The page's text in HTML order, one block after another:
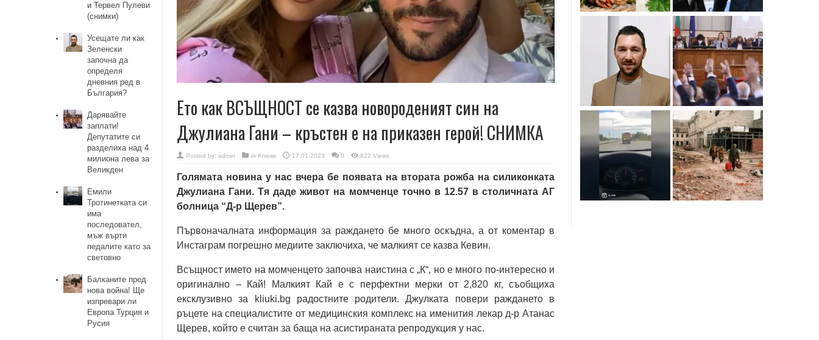
Ето как ВСЪЩНОСТ се казва новороденият син на
Джулиана Гани – кръстен е на приказен герой! СНИМКА
Posted by: admin in Клюки 17.01.2023 0 822 Views
Голямата новина у нас вчера бе появата на втората рожба на силиконката
Джулиана Гани. Тя даде живот на момченце точно в 12.57 в столичната АГ
болница “Д-р Щерев”.
Първоначалната информация за раждането бе много оскъдна, а от коментар в
Инстаграм погрешно медиите заключиха, че малкият се казва Кевин.
Всъщност името на момченцето започва наистина с „К“, но е много по-интересно и
оригинално – Кай! Малкият Кай е с перфектни мерки от 2,820 кг, съобщиха
ексклузивно за kliuki.bg радостните родители. Джулката повери раждането в
ръцете на специалистите от медицинския комплекс на именития лекар д-р Атанас
Щерев, който е считан за баща на асистираната репродукция у нас.
и Тервел Пулеви
(снимки)
Усещате ли как
Зеленски
започна да
определя
дневния ред в
България?
Дарявайте
заплати!
Депутатите си
разделиха над 4
милиона лева за
Великден
Емили
Тротинетката си
има
последовател,
мъж върти
педалите като за
световно
Балканите пред
нова война! Ще
изпревари ли
Европа Турция и
Русия